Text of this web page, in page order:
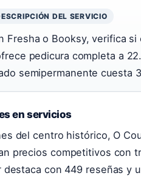
DEL SERVICIO
Fresha o Booksy, verifica
pedicura completa a
semipermanente cuesta
en servicios
del centro histórico, O
precios competitivos con
con 449 reseñas y